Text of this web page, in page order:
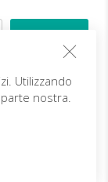
Utilizzando
nostra.